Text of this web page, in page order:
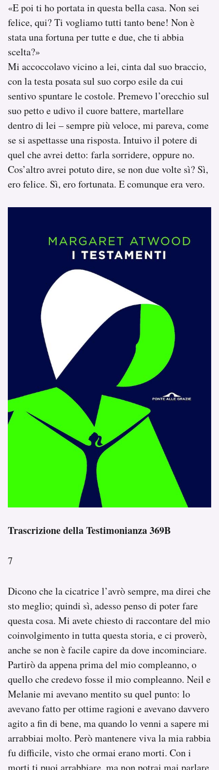
«E poi ti ho portata in questa bella casa. Non sei
felice, qui? Ti vogliamo tutti tanto bene! Non è
stata una fortuna per tutte e due, che ti abbia
scelta?»
Mi accoccolavo vicino a lei, cinta dal suo braccio,
con la testa posata sul suo corpo esile da cui
sentivo spuntare le costole. Premevo l’orecchio sul
suo petto e udivo il cuore battere, martellare
dentro di lei – sempre più veloce, mi pareva, come
se si aspettasse una risposta. Intuivo il potere di
quel che avrei detto: farla sorridere, oppure no.
Cos’altro avrei potuto dire, se non due volte sì? Sì,
ero felice. Sì, ero fortunata. E comunque era vero.
Trascrizione della Testimonianza 369B
7
Dicono che la cicatrice l’avrò sempre, ma direi che
sto meglio; quindi sì, adesso penso di poter fare
questa cosa. Mi avete chiesto di raccontare del mio
coinvolgimento in tutta questa storia, e ci proverò,
anche se non è facile capire da dove incominciare.
Partirò da appena prima del mio compleanno, o
quello che credevo fosse il mio compleanno. Neil e
Melanie mi avevano mentito su quel punto: lo
avevano fatto per ottime ragioni e avevano davvero
agito a fin di bene, ma quando lo venni a sapere mi
arrabbiai molto. Però mantenere viva la mia rabbia
fu difficile, visto che ormai erano morti. Con i